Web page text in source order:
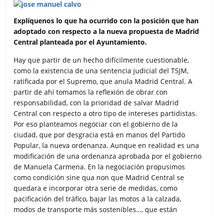
Explíquenos lo que ha ocurrido con la posición que han
adoptado con respecto a la nueva propuesta de Madrid
Central planteada por el Ayuntamiento.
Hay que partir de un hecho difícilmente cuestionable,
como la existencia de una sentencia judicial del TSJM,
ratificada por el Supremo, que anula Madrid Central. A
partir de ahí tomamos la reflexión de obrar con
responsabilidad, con la prioridad de salvar Madrid
Central con respecto a otro tipo de intereses partidistas.
Por eso planteamos negociar con el gobierno de la
ciudad, que por desgracia está en manos del Partido
Popular, la nueva ordenanza. Aunque en realidad es una
modificación de una ordenanza aprobada por el gobierno
de Manuela Carmena. En la negociación propusimos
como condición sine qua non que Madrid Central se
quedara e incorporar otra serie de medidas, como
pacificación del tráfico, bajar las motos a la calzada,
modos de transporte más sostenibles…, que están